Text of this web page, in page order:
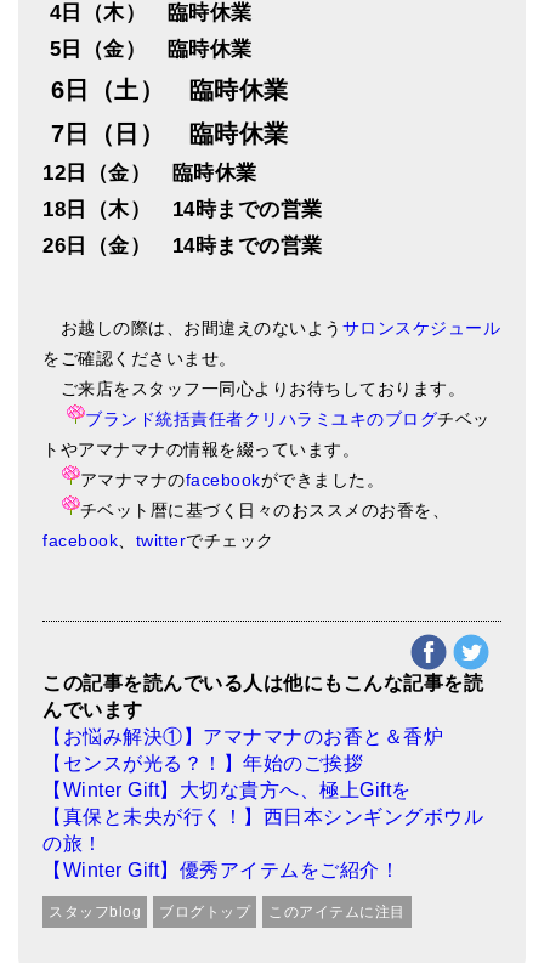
4日（木） 臨時休業
5日（金） 臨時休業
6日（土） 臨時休業
7日（日） 臨時休業
12日（金） 臨時休業
18日（木） 14時までの営業
26日（金） 14時までの営業
お越しの際は、お間違えのないよう サロンスケジュール
をご確認くださいませ。
ご来店をスタッフ一同心よりお待ちしております。
ブランド統括責任者クリハラミユキのブログチベッ
トやアマナマナの情報を綴っています。
アマナマナのfacebookができました。
チベット暦に基づく日々のおススメのお香を、
facebook、 twitterでチェック
この記事を読んでいる人は他にもこんな記事を読
んでいます
【お悩み解決①】アマナマナのお香と＆香炉
【センスが光る？！】年始のご挨拶
【Winter Gift】大切な貴方へ、極上Giftを
【真保と未央が行く！】西日本シンギングボウル
の旅！
【Winter Gift】優秀アイテムをご紹介！
スタッフblog ブログトップ このアイテムに注目